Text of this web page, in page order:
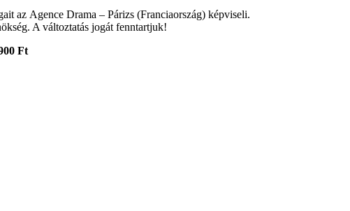
az Agence Drama – Párizs (Franciaország) képviseli.
A változtatás jogát fenntartjuk!
Ft